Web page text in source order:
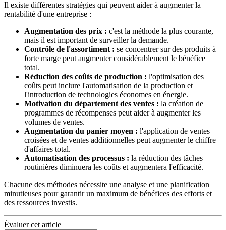
Il existe différentes stratégies qui peuvent aider à augmenter la
rentabilité d'une entreprise :
Augmentation des prix : c'est la méthode la plus courante,
mais il est important de surveiller la demande.
Contrôle de l'assortiment : se concentrer sur des produits à
forte marge peut augmenter considérablement le bénéfice
total.
Réduction des coûts de production : l'optimisation des
coûts peut inclure l'automatisation de la production et
l'introduction de technologies économes en énergie.
Motivation du département des ventes : la création de
programmes de récompenses peut aider à augmenter les
volumes de ventes.
Augmentation du panier moyen : l'application de ventes
croisées et de ventes additionnelles peut augmenter le chiffre
d'affaires total.
Automatisation des processus : la réduction des tâches
routinières diminuera les coûts et augmentera l'efficacité.
Chacune des méthodes nécessite une analyse et une planification
minutieuses pour garantir un maximum de bénéfices des efforts et
des ressources investis.
Évaluer cet article